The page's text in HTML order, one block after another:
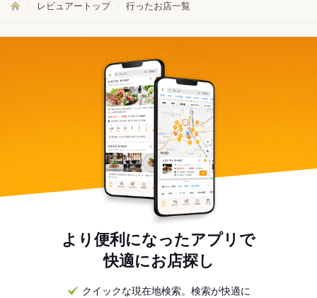
レビュアートップ 行ったお店一覧
より便利になったアプリで
快適にお店探し
クイックな現在地検索。検索が快適に